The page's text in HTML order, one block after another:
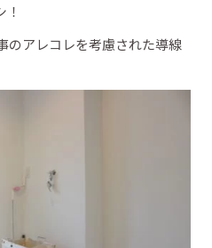
のアレコレを考慮された導線